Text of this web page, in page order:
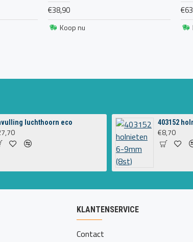
€38,90
Koop nu
luchthoorn eco 403152
€8,70
KLANTENSERVICE
Contact